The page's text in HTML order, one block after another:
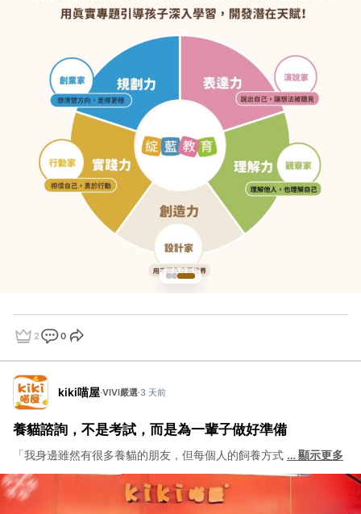
點讚 2 評論 0分享
kiki喵屋·VIVI嚴選·3 天前
養貓諮詢，不是考試，而是為一輩子做好準備
「我身邊雖然有很多養貓的朋友，但每個人的飼養方式 …顯示更多